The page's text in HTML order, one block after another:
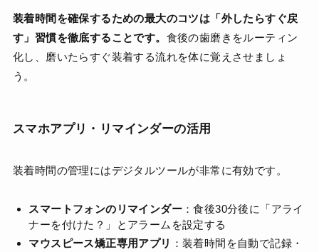
装着時間を確保するための最大のコツは「外したらすぐ戻
す」習慣を徹底することです。 食後の歯磨きをルーティン
化し、磨いたらすぐ装着する流れを体に覚えさせましょ
う。
スマホアプリ・リマインダーの活用
装着時間の管理にはデジタルツールが非常に有効です。
スマートフォンのリマインダー ：食後30分後に「アライ
ナーを付けた？」とアラームを設定する
マウスピース矯正専用アプリ ：装着時間を自動で記録・